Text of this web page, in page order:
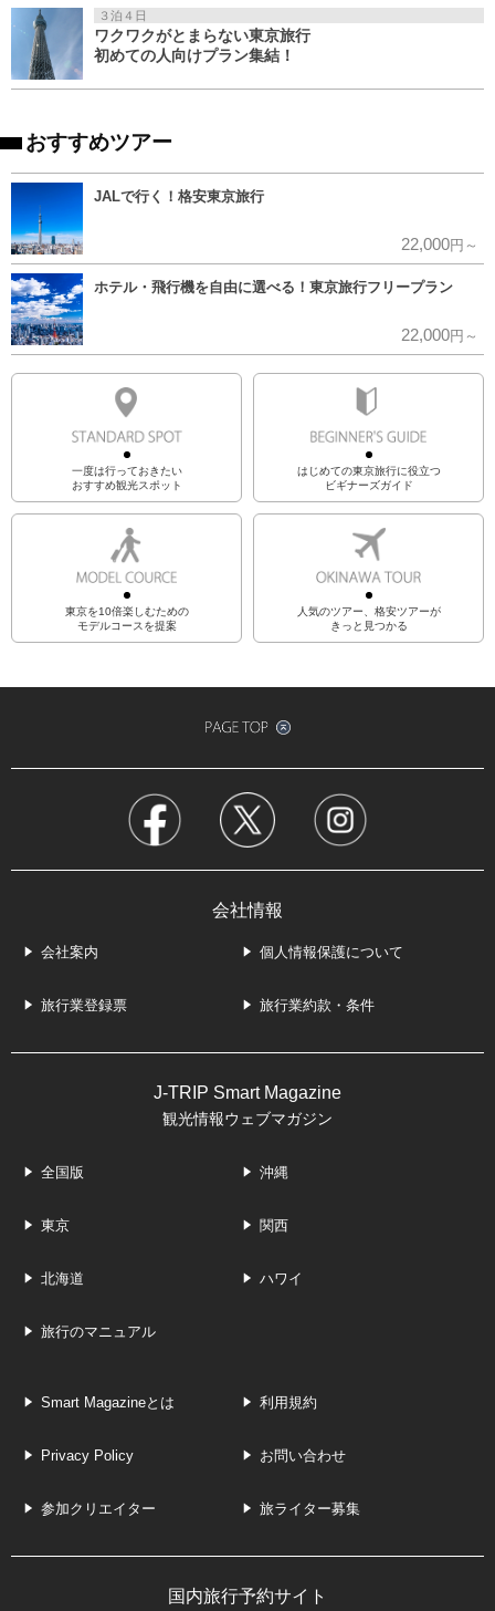
３泊４日
ワクワクがとまらない東京旅行
初めての人向けプラン集結！
おすすめツアー
JALで行く！格安東京旅行
22,000円～
ホテル・飛行機を自由に選べる！東京旅行フリープラン
22,000円～
一度は行っておきたい
おすすめ観光スポット
はじめての東京旅行に役立つ
ビギナーズガイド
東京を10倍楽しむための
モデルコースを提案
人気のツアー、格安ツアーが
きっと見つかる
会社情報
会社案内 個人情報保護について
旅行業登録票 旅行業約款・条件
J-TRIP Smart Magazine
観光情報ウェブマガジン
全国版 沖縄
東京 関西
北海道 ハワイ
旅行のマニュアル
Smart Magazineとは 利用規約
Privacy Policy お問い合わせ
参加クリエイター 旅ライター募集
国内旅行予約サイト